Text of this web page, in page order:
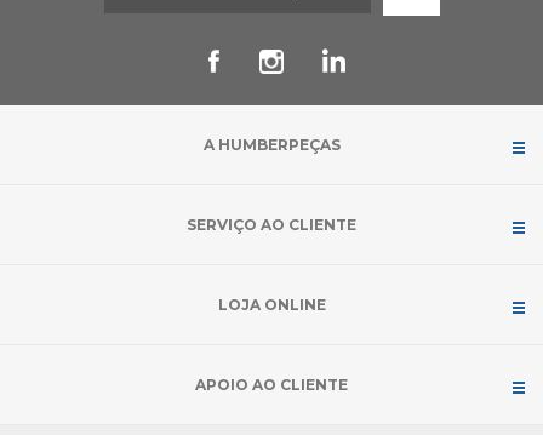
A HUMBERPEÇAS
SERVIÇO AO CLIENTE
LOJA ONLINE
APOIO AO CLIENTE